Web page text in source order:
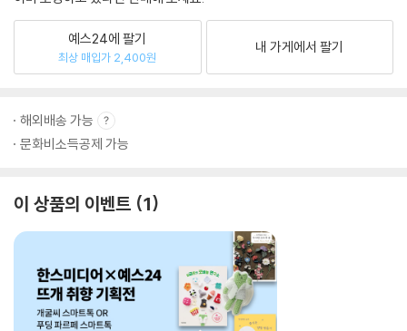
예스24에 팔기
최상 매입가 2,400원
내 가게에서 팔기
해외배송 가능
문화비소득공제 가능
이 상품의 이벤트 1